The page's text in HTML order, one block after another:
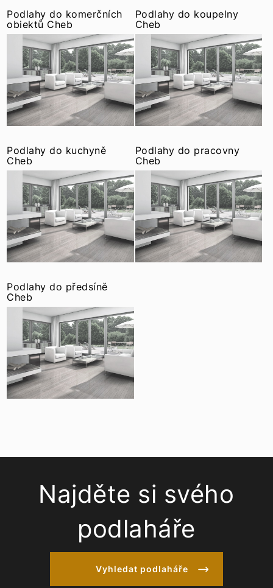
Podlahy do komerčních
objektů Cheb
Podlahy do koupelny
Cheb
Podlahy do kuchyně
Cheb
Podlahy do pracovny
Cheb
Podlahy do předsíně
Cheb
Najděte si svého
podlaháře
Vyhledat podlaháře